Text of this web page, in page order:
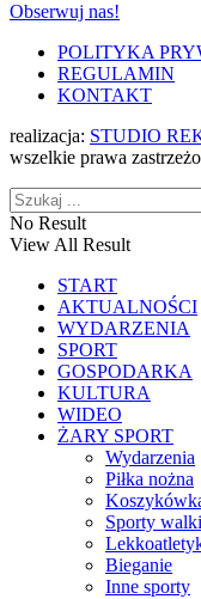
Obserwuj nas!
POLITYKA
REGULAMIN
KONTAKT
realizacja: STUDIO
wszelkie prawa
No Result
View All Result
START
AKTUALNOŚCI
WYDARZENIA
SPORT
GOSPODARKA
KULTURA
WIDEO
ŻARY SPORT
Wydarzenia
Piłka nożna
Sporty walki
Bieganie
Inne sporty